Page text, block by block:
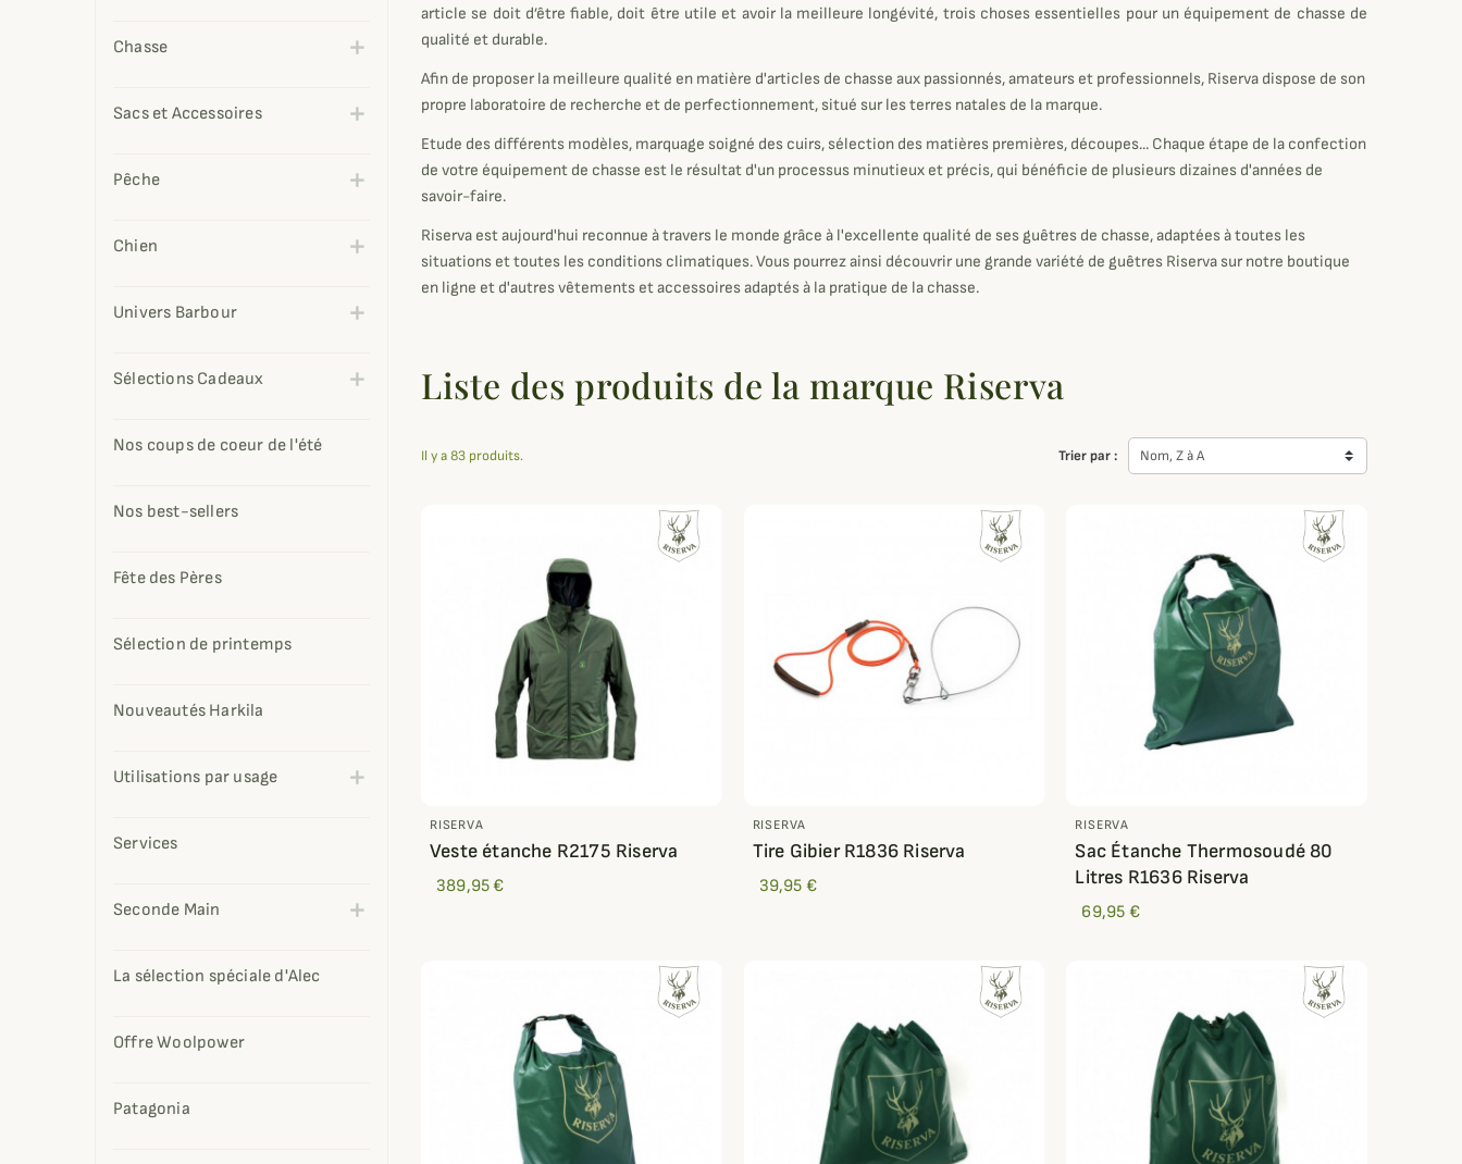
Chasse
Sacs et Accessoires
Pêche
Chien
Univers Barbour
Sélections Cadeaux
Nos coups de coeur de l'été
Nos best-sellers
Fête des Pères
Sélection de printemps
Nouveautés Harkila
Utilisations par usage
Services
Seconde Main
La sélection spéciale d'Alec
Offre Woolpower
Patagonia
article se doit d’être fiable, doit être utile et avoir la meilleure longévité, trois choses essentielles pour un équipement de chasse de
qualité et durable.
Afin de proposer la meilleure qualité en matière d'articles de chasse aux passionnés, amateurs et professionnels, Riserva dispose de son
propre laboratoire de recherche et de perfectionnement, situé sur les terres natales de la marque.
Etude des différents modèles, marquage soigné des cuirs, sélection des matières premières, découpes... Chaque étape de la confection
de votre équipement de chasse est le résultat d'un processus minutieux et précis, qui bénéficie de plusieurs dizaines d'années de
savoir-faire.
Riserva est aujourd'hui reconnue à travers le monde grâce à l'excellente qualité de ses guêtres de chasse, adaptées à toutes les
situations et toutes les conditions climatiques. Vous pourrez ainsi découvrir une grande variété de guêtres Riserva sur notre boutique
en ligne et d'autres vêtements et accessoires adaptés à la pratique de la chasse.
Liste des produits de la marque Riserva
Trier par : Nom, Z à A
Il y a 83 produits.
RISERVA
Veste étanche R2175 Riserva
389,95 €
RISERVA
Tire Gibier R1836 Riserva
39,95 €
RISERVA
Sac Étanche Thermosoudé 80
Litres R1636 Riserva
69,95 €